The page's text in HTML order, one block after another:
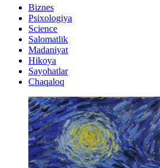
Biznes
Psixologiya
Science
Salomatlik
Madaniyat
Hikoya
Sayohatlar
Chaqaloq